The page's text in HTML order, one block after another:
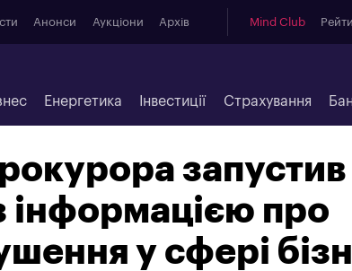
Анонси Аукціони Архів Mind Club
Енергетика Інвестиції Страхування
запустив
інформацією про
у сфері